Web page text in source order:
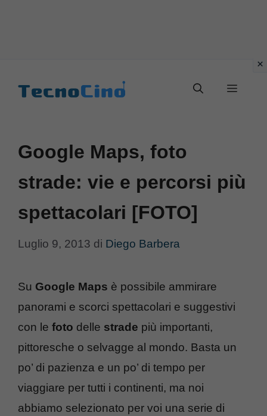
Menu
Google Maps, foto
strade: vie e percorsi più
spettacolari [FOTO]
Luglio 9, 2013 di Diego Barbera
Su Google Maps è possibile ammirare
panorami e scorci spettacolari e suggestivi
con le foto delle strade più importanti,
pittoresche o selvagge al mondo. Basta un
po’ di pazienza e un po’ di tempo per
viaggiare per tutti i continenti, ma noi
abbiamo selezionato per voi una serie di